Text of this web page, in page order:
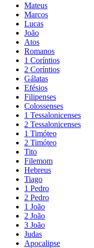
Mateus
Marcos
Lucas
João
Atos
Romanos
1 Coríntios
2 Coríntios
Gálatas
Efésios
Filipenses
Colossenses
1 Tessalonicenses
2 Tessalonicenses
1 Timóteo
2 Timóteo
Tito
Filemom
Hebreus
Tiago
1 Pedro
2 Pedro
1 João
2 João
3 João
Judas
Apocalipse